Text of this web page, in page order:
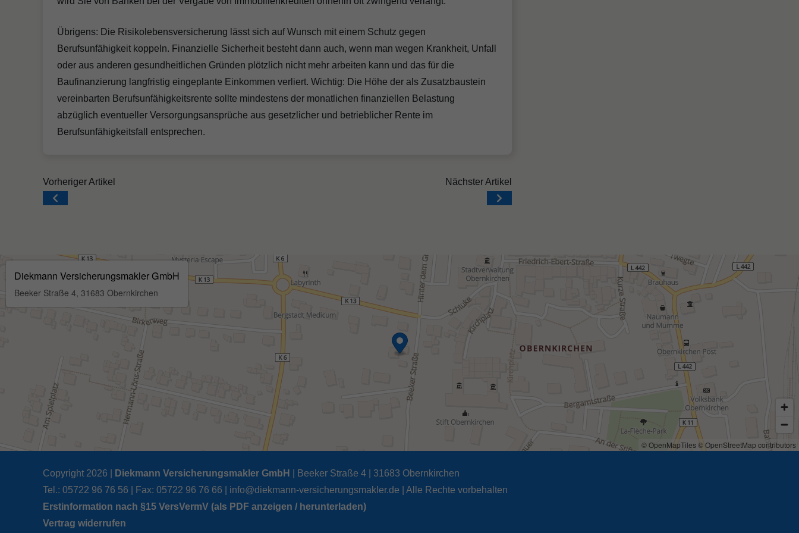
Übrigens: Die Risikolebensversicherung lässt sich auf Wunsch mit einem Schutz gegen
Berufsunfähigkeit koppeln. Finanzielle Sicherheit besteht dann auch, wenn man wegen Krankheit, Unfall
oder aus anderen gesundheitlichen Gründen plötzlich nicht mehr arbeiten kann und das für die
Baufinanzierung langfristig eingeplante Einkommen verliert. Wichtig: Die Höhe der als Zusatzbaustein
vereinbarten Berufsunfähigkeitsrente sollte mindestens der monatlichen finanziellen Belastung
abzüglich eventueller Versorgungsansprüche aus gesetzlicher und betrieblicher Rente im
Berufsunfähigkeitsfall entsprechen.
Beitragsnavigation
Vorheriger Artikel Nächster Artikel
Copyright 2026 | Diekmann Versicherungsmakler GmbH
| Beeker Straße 4 | 31683 Obernkirchen
Tel.: 05722 96 76 56 | Fax: 05722 96 76 66 | info@diekmann-versicherungsmakler.de | Alle Rechte vorbehalten
Erstinformation nach §15 VersVermV (als PDF anzeigen / herunterladen)
Vertrag widerrufen